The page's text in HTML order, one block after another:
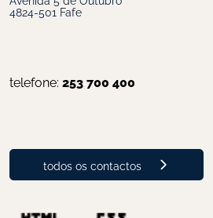
4824-501 Fafe
telefone: 253 700 400
todos os contactos